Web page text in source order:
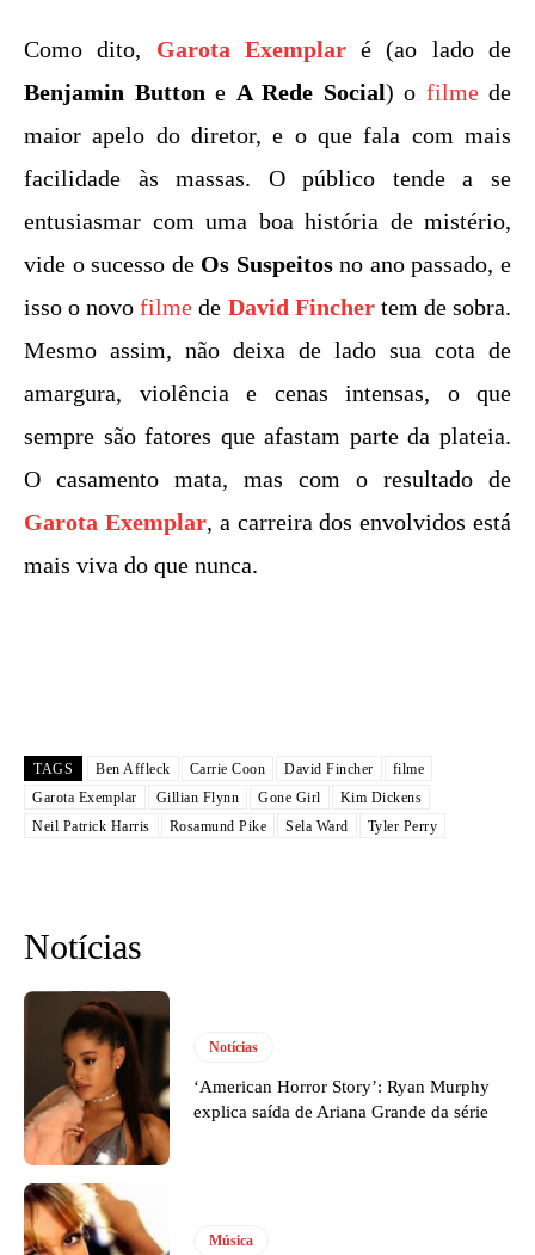
Como dito, Garota Exemplaré (ao lado de
Benjamin Button e A Rede Social) o filmede
maior apelo do diretor, e o que fala com mais
facilidade às massas. O público tende a se
entusiasmar com uma boa história de mistério,
vide o sucesso de Os Suspeitosno ano passado, e
isso o novofilme de David Finchertem de sobra.
Mesmo assim, não deixa de lado sua cota de
amargura, violência e cenas intensas, o que
sempre são fatores que afastam parte da plateia.
O casamento mata, mas com o resultado de
Garota Exemplar, a carreira dos envolvidos está
mais viva do que nunca.
TAGS Ben Affleck Carrie Coon David Fincher
filme
Garota Exemplar
Gillian Flynn Gone Girl
Kim Dickens
Neil Patrick Harris
Rosamund Pike Sela Ward Tyler Perry
Notícias
Notícias
‘American Horror Story’: Ryan Murphy
explica saída de Ariana Grande da série
Música